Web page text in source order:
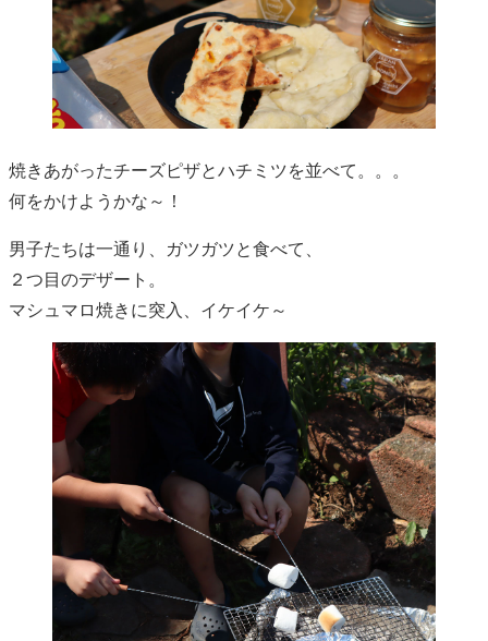
焼きあがったチーズピザとハチミツを並べて。。。
何をかけようかな～！
男子たちは一通り、ガツガツと食べて、
２つ目のデザート。
マシュマロ焼きに突入、イケイケ～